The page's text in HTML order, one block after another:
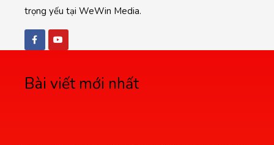
trọng yếu tại WeWin Media.
Bài viết mới nhất